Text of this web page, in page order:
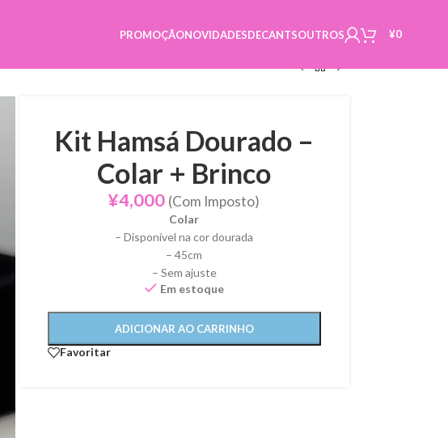
PROMOÇÃONOVIDADESDECANTSOUTROS ¥0
Kit Hamsá Dourado –
Colar + Brinco
¥4,000 (Com Imposto)
Colar
– Disponível na cor dourada
– 45cm
– Sem ajuste
Em estoque
ADICIONAR AO CARRINHO
Favoritar